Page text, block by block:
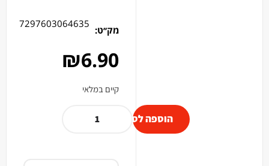
מק׳׳ט:
7297603064635
₪6.90
קיים במלאי
הוספה לסל